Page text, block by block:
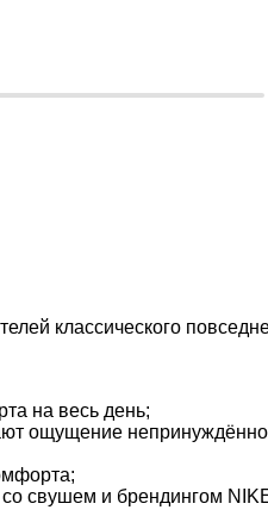
классического
на весь день;
ощущение
свушем и брендингом